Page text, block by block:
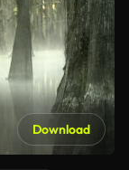
Download